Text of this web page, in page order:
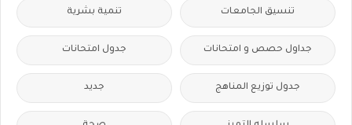
تنسيق الجامعات تنمية بشرية
جداول حصص و امتحانات جدول امتحانات
جدول توزيع المناهج جديد